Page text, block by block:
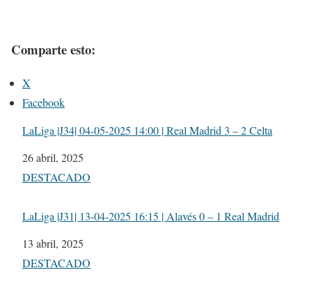
Comparte esto:
X
Facebook
LaLiga |J34| 04-05-2025 14:00 | Real Madrid 3 – 2 Celta
Fecha
26 abril, 2025
Respecto a
DESTACADO
LaLiga |J31| 13-04-2025 16:15 | Alavés 0 – 1 Real Madrid
Fecha
13 abril, 2025
Respecto a
DESTACADO